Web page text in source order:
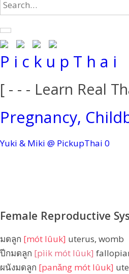
P i c k u p T h a i
[ - - - Learn Real
Pregnancy,
Yuki & Miki @ PickupThai 0
Female Reproductive
มดลูก [mót lûuk] uterus, womb
ปีกมดลูก [pìik mót lûuk]
ผนังมดลูก [panǎng mót lûuk]